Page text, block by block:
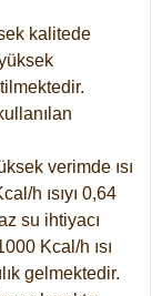
kalitede
verimde ısı
h ısıyı 0,64
su ihtiyacı
Kcal/h ısı
gelmektedir.